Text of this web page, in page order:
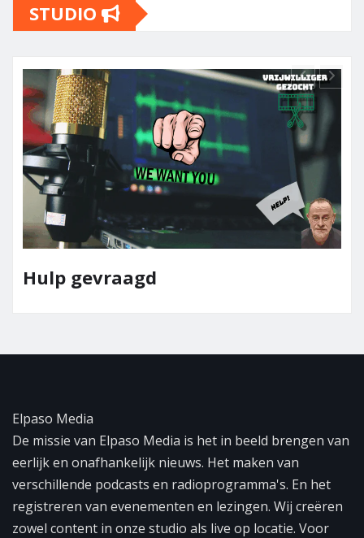
STUDIO
Hulp gevraagd
Elpaso Media
De missie van Elpaso Media is het in beeld brengen van
eerlijk en onafhankelijk nieuws. Het maken van
verschillende podcasts en radioprogramma's. En het
registreren van evenementen en lezingen. Wij creëren
zowel content in onze studio als live op locatie. Voor